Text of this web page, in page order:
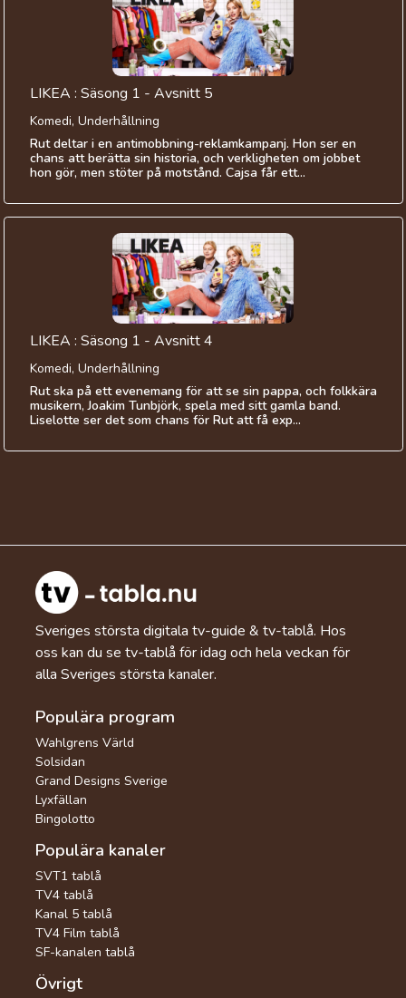
LIKEA : Säsong 1 - Avsnitt 5
Komedi, Underhållning
Rut deltar i en antimobbning-reklamkampanj. Hon ser en
chans att berätta sin historia, och verkligheten om jobbet
hon gör, men stöter på motstånd. Cajsa får ett...
LIKEA : Säsong 1 - Avsnitt 4
Komedi, Underhållning
Rut ska på ett evenemang för att se sin pappa, och folkkära
musikern, Joakim Tunbjörk, spela med sitt gamla band.
Liselotte ser det som chans för Rut att få exp...
Sveriges största digitala tv-guide & tv-tablå. Hos
oss kan du se tv-tablå för idag och hela veckan för
alla Sveriges största kanaler.
Populära program
Wahlgrens Värld
Solsidan
Grand Designs Sverige
Lyxfällan
Bingolotto
Populära kanaler
SVT1 tablå
TV4 tablå
Kanal 5 tablå
TV4 Film tablå
SF-kanalen tablå
Övrigt